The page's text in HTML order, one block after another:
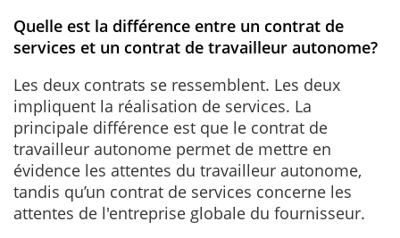
Quelle est la différence entre un contrat de
services et un contrat de travailleur autonome?
Les deux contrats se ressemblent. Les deux
impliquent la réalisation de services. La
principale différence est que le contrat de
travailleur autonome permet de mettre en
évidence les attentes du travailleur autonome,
tandis qu’un contrat de services concerne les
attentes de l'entreprise globale du fournisseur.